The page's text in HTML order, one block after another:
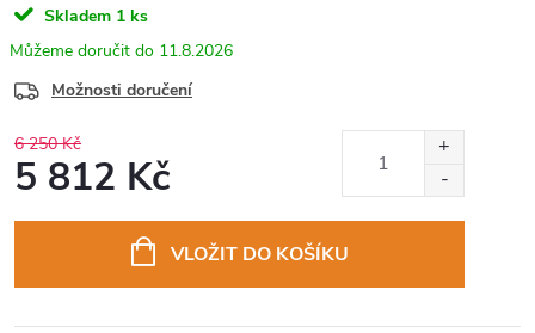
Skladem 1 ks
11.8.2026
Možnosti doručení
6 250 Kč
5 812 Kč
VLOŽIT DO KOŠÍKU